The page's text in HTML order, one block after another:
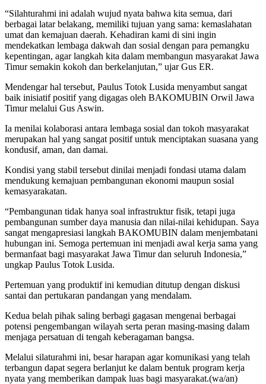
“Silahturahmi ini adalah wujud nyata bahwa kita semua, dari
berbagai latar belakang, memiliki tujuan yang sama: kemaslahatan
umat dan kemajuan daerah. Kehadiran kami di sini ingin
mendekatkan lembaga dakwah dan sosial dengan para pemangku
kepentingan, agar langkah kita dalam membangun masyarakat Jawa
Timur semakin kokoh dan berkelanjutan,” ujar Gus ER.
Mendengar hal tersebut, Paulus Totok Lusida menyambut sangat
baik inisiatif positif yang digagas oleh BAKOMUBIN Orwil Jawa
Timur melalui Gus Aswin.
Ia menilai kolaborasi antara lembaga sosial dan tokoh masyarakat
merupakan hal yang sangat positif untuk menciptakan suasana yang
kondusif, aman, dan damai.
Kondisi yang stabil tersebut dinilai menjadi fondasi utama dalam
mendukung kemajuan pembangunan ekonomi maupun sosial
kemasyarakatan.
“Pembangunan tidak hanya soal infrastruktur fisik, tetapi juga
pembangunan sumber daya manusia dan nilai-nilai kehidupan. Saya
sangat mengapresiasi langkah BAKOMUBIN dalam menjembatani
hubungan ini. Semoga pertemuan ini menjadi awal kerja sama yang
bermanfaat bagi masyarakat Jawa Timur dan seluruh Indonesia,”
ungkap Paulus Totok Lusida.
Pertemuan yang produktif ini kemudian ditutup dengan diskusi
santai dan pertukaran pandangan yang mendalam.
Kedua belah pihak saling berbagi gagasan mengenai berbagai
potensi pengembangan wilayah serta peran masing-masing dalam
menjaga persatuan di tengah keberagaman bangsa.
Melalui silaturahmi ini, besar harapan agar komunikasi yang telah
terbangun dapat segera berlanjut ke dalam bentuk program kerja
nyata yang memberikan dampak luas bagi masyarakat.(wa/an)